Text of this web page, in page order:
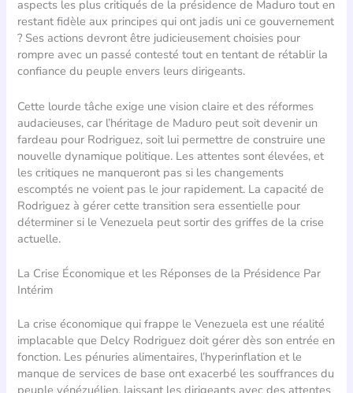
aspects les plus critiqués de la présidence de Maduro tout en
restant fidèle aux principes qui ont jadis uni ce gouvernement
? Ses actions devront être judicieusement choisies pour
rompre avec un passé contesté tout en tentant de rétablir la
confiance du peuple envers leurs dirigeants.
Cette lourde tâche exige une vision claire et des réformes
audacieuses, car l’héritage de Maduro peut soit devenir un
fardeau pour Rodriguez, soit lui permettre de construire une
nouvelle dynamique politique. Les attentes sont élevées, et
les critiques ne manqueront pas si les changements
escomptés ne voient pas le jour rapidement. La capacité de
Rodriguez à gérer cette transition sera essentielle pour
déterminer si le Venezuela peut sortir des griffes de la crise
actuelle.
La Crise Économique et les Réponses de la Présidence Par
Intérim
La crise économique qui frappe le Venezuela est une réalité
implacable que Delcy Rodriguez doit gérer dès son entrée en
fonction. Les pénuries alimentaires, l’hyperinflation et le
manque de services de base ont exacerbé les souffrances du
peuple vénézuélien, laissant les dirigeants avec des attentes